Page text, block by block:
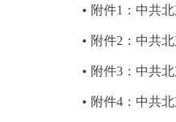
附件1：中共
附件2：中共
附件3：中共
附件4：中共